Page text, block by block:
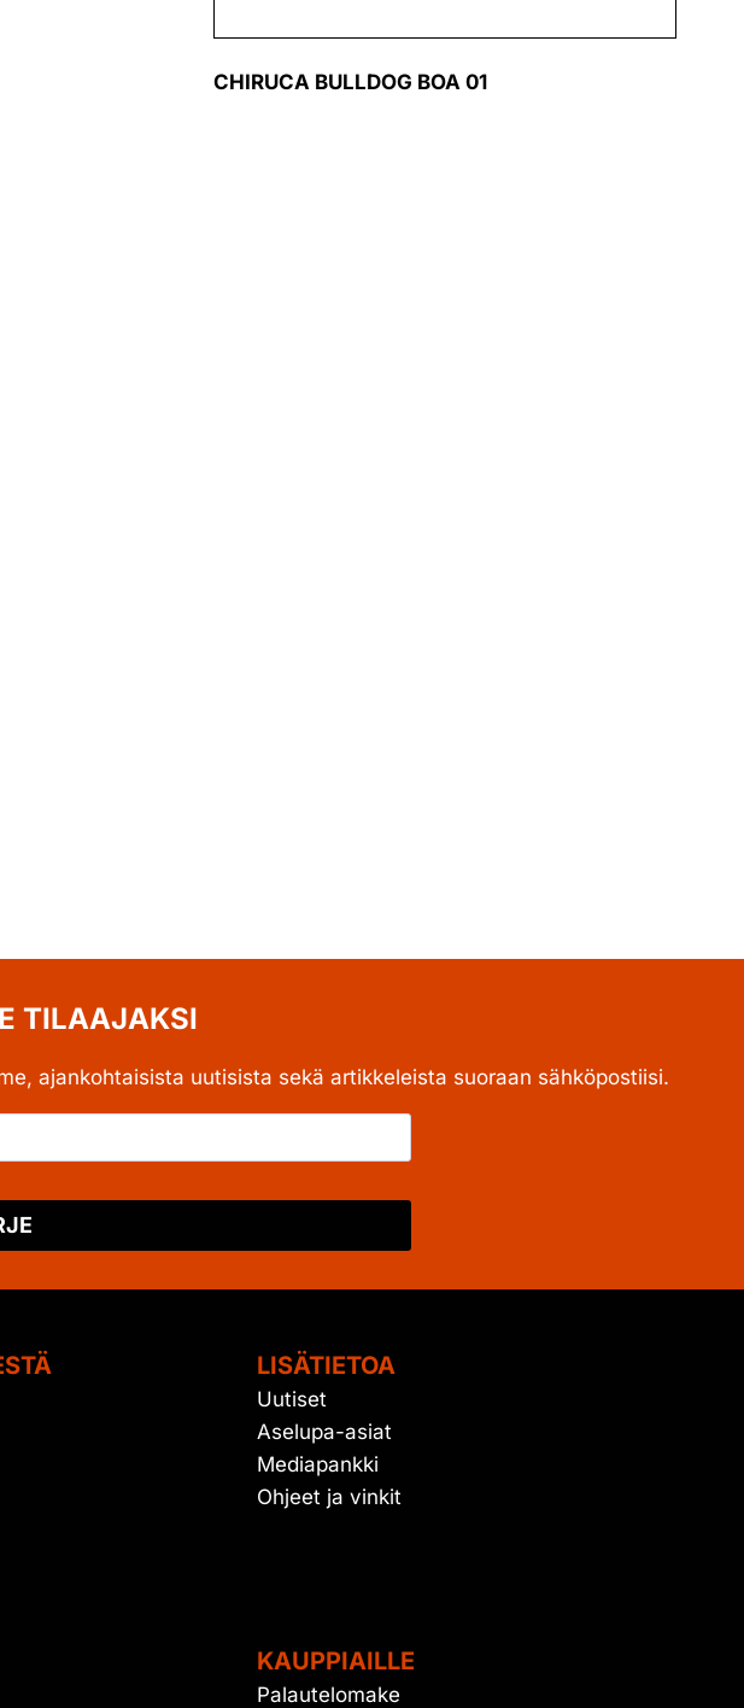
CHIRUCA BULLDOG BOA 01
TILAAJAKSI
ajankohtaisista uutisista sekä artikkeleista suoraan sähköpostiisi.
LISÄTIETOA
Uutiset
Aselupa-asiat
Mediapankki
Ohjeet ja vinkit
KAUPPIAILLE
Palautelomake